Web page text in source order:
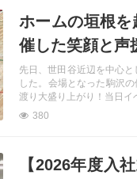
ホームの垣根を
催した笑顔と声
先日、世田谷近辺を中心
した。会場となった駒沢
渡り大盛り上がり！当日イ
380
【2026年度入